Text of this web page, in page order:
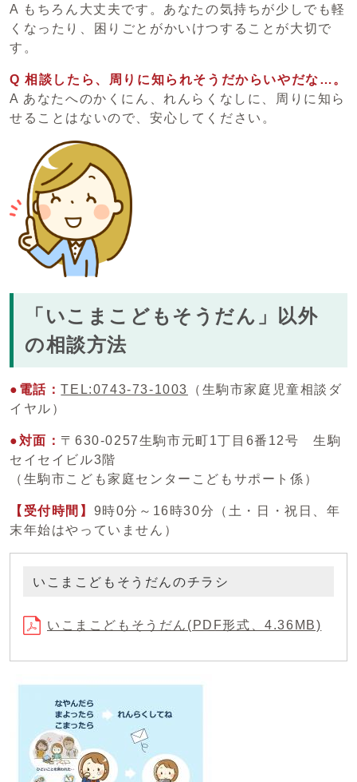
A もちろん大丈夫です。あなたの気持ちが少しでも軽
くなったり、困りごとがかいけつすることが大切で
す。
Q 相談したら、周りに知られそうだからいやだな…。
A あなたへのかくにん、れんらくなしに、周りに知ら
せることはないので、安心してください。
「いこまこどもそうだん」以外
の相談方法
●電話：TEL:0743-73-1003
（生駒市家庭児童相談ダ
イヤル）
●対面： 〒630-0257生駒市元町1丁目6番12号 生駒
セイセイビル3階
（生駒市こども家庭センターこどもサポート係）
【受付時間】 9時0分～16時30分（土・日・祝日、年
末年始はやっていません）
いこまこどもそうだんのチラシ
いこまこどもそうだん(PDF形式、4.36MB)